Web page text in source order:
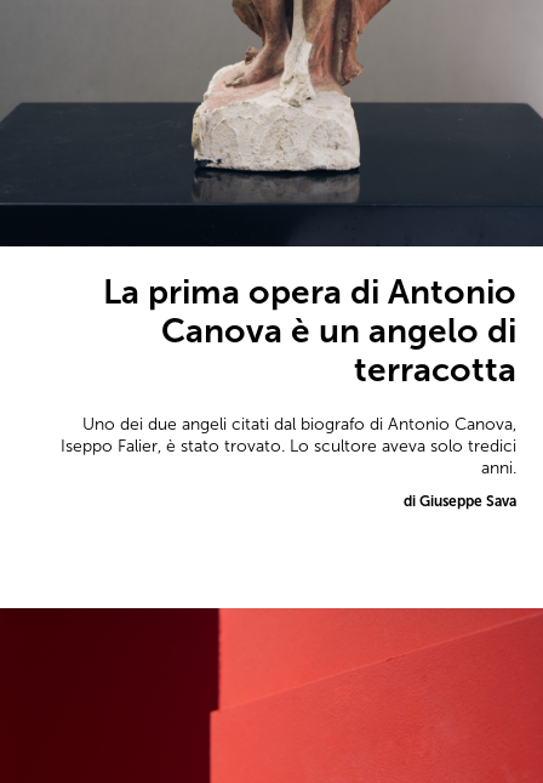
La prima opera di Antonio
Canova è un angelo di
terracotta
Uno dei due angeli citati dal biografo di Antonio Canova,
Iseppo Falier, è stato trovato. Lo scultore aveva solo tredici
anni.
di Giuseppe Sava